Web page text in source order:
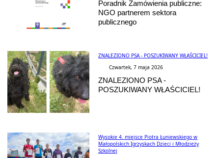
Poradnik Zamówienia publiczne:
NGO partnerem sektora
publicznego
ZNALEZIONO PSA - POSZUKIWANY WŁAŚCICIEL!
Czwartek, 7 maja 2026
ZNALEZIONO PSA -
POSZUKIWANY WŁAŚCICIEL!
Wysokie 4. miejsce Piotra Łuniewskiego w
Małopolskich Igrzyskach Dzieci i Młodzieży
Szkolnej